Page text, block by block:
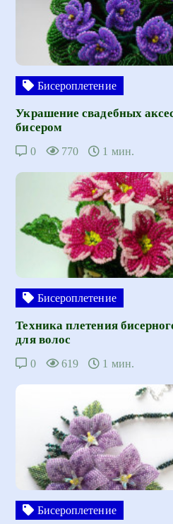
Бисероплетение
Украшение свадебных
бисером
0 770 1 мин.
Бисероплетение
Техника плетения
для волос
0 619 1 мин.
Бисероплетение